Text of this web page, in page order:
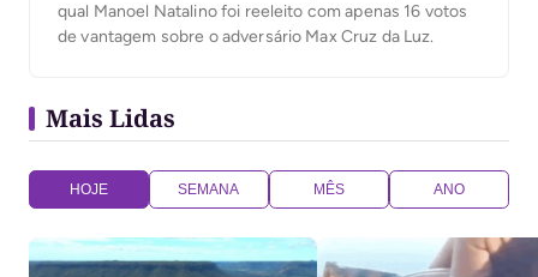
qual Manoel Natalino foi reeleito com apenas 16 votos
de vantagem sobre o adversário Max Cruz da Luz.
Mais Lidas
HOJE SEMANA MÊS ANO